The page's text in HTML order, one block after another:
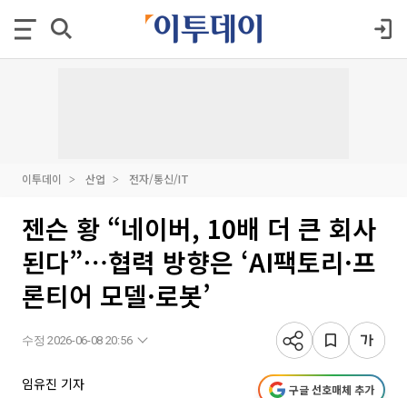
이투데이 산업 전자/통신/IT
젠슨 황 “네이버, 10배 더 큰 회사
된다”⋯협력 방향은 ‘AI팩토리·프
론티어 모델·로봇’
수정 2026-06-08 20:56
임유진 기자 구글 선호매체 추가